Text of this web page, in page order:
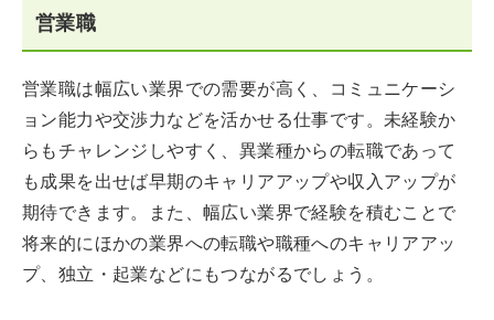
営業職
営業職は幅広い業界での需要が高く、コミュニケーシ
ョン能力や交渉力などを活かせる仕事です。未経験か
らもチャレンジしやすく、異業種からの転職であって
も成果を出せば早期のキャリアアップや収入アップが
期待できます。また、幅広い業界で経験を積むことで
将来的にほかの業界への転職や職種へのキャリアアッ
プ、独立・起業などにもつながるでしょう。